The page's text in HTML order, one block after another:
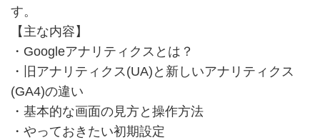
す。
【主な内容】
・Googleアナリティクスとは？
・旧アナリティクス(UA)と新しいアナリティクス
(GA4)の違い
・基本的な画面の見方と操作方法
・やっておきたい初期設定